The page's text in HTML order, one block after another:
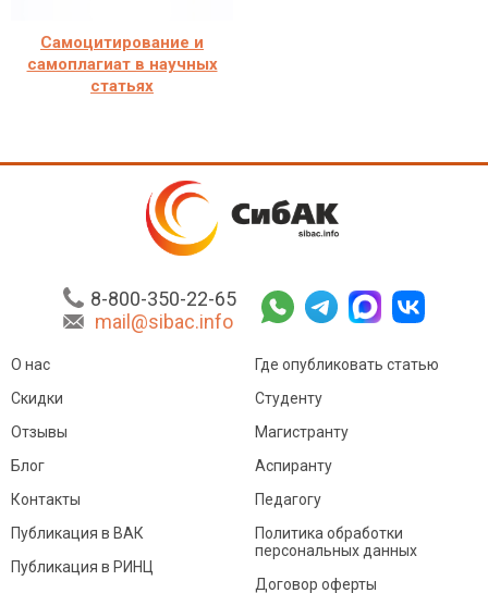
Самоцитирование и
самоплагиат в научных
статьях
8-800-350-22-65
mail@sibac.info
О нас
Скидки
Отзывы
Блог
Контакты
Где опубликовать статью
Студенту
Магистранту
Аспиранту
Педагогу
Публикация в ВАК
Публикация в РИНЦ
Политика обработки
персональных данных
Договор оферты